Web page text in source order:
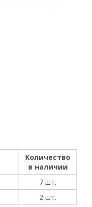
Количество
в наличии
7 шт.
2 шт.